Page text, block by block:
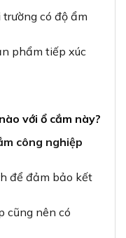
có độ ẩm
phẩm tiếp xúc
với ổ cắm này?
công nghiệp
để đảm bảo kết
cũng nên có